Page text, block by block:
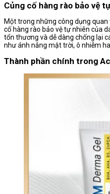
Củng cố hàng rào bảo vệ
Một trong những công dụng
cố hàng rào bảo vệ tự nhiên của
tổn thương và dễ dàng chống lại
như ánh nắng mặt trời, ô nhiễm
Thành phần chính trong